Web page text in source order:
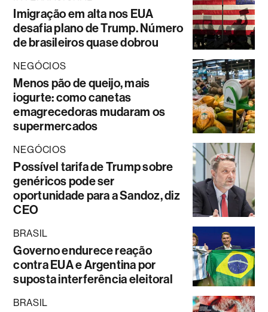
Imigração em alta nos EUA
desafia plano de Trump. Número
de brasileiros quase dobrou
NEGÓCIOS
Menos pão de queijo, mais
iogurte: como canetas
emagrecedoras mudaram os
supermercados
NEGÓCIOS
Possível tarifa de Trump sobre
genéricos pode ser
oportunidade para a Sandoz, diz
CEO
BRASIL
Governo endurece reação
contra EUA e Argentina por
suposta interferência eleitoral
BRASIL